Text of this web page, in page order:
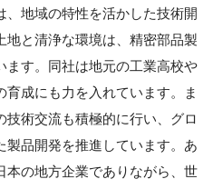
地域の特性を活かした技術開
と清浄な環境は、精密部品製
ます。同社は地元の工業高校や
成にも力を入れています。ま
術交流も積極的に行い、グロ
製品開発を推進しています。あ
本の地方企業でありながら、世